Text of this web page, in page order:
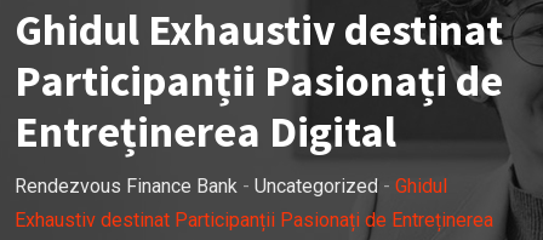
Ghidul Exhaustiv destinat
Participanții Pasionați de
Entreținerea Digital
Rendezvous Finance Bank - Uncategorized - Ghidul
Exhaustiv destinat Participanții Pasionați de Entreținerea